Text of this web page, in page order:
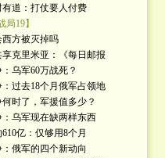
有道：打仗要人付费
局19】
西方被灭掉吗
享克里米亚：《每日邮报
：乌军60万战死？
：过去18个月俄军占领地
何时了，军援值多少？
：乌军现在缺两样东西
610亿：仅够用8个月
：俄军的四个新动向